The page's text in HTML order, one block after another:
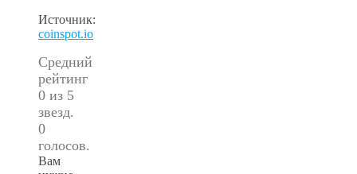
Источник:
coinspot.io
Средний
рейтинг
0 из 5
звезд.
0
голосов.
Вам